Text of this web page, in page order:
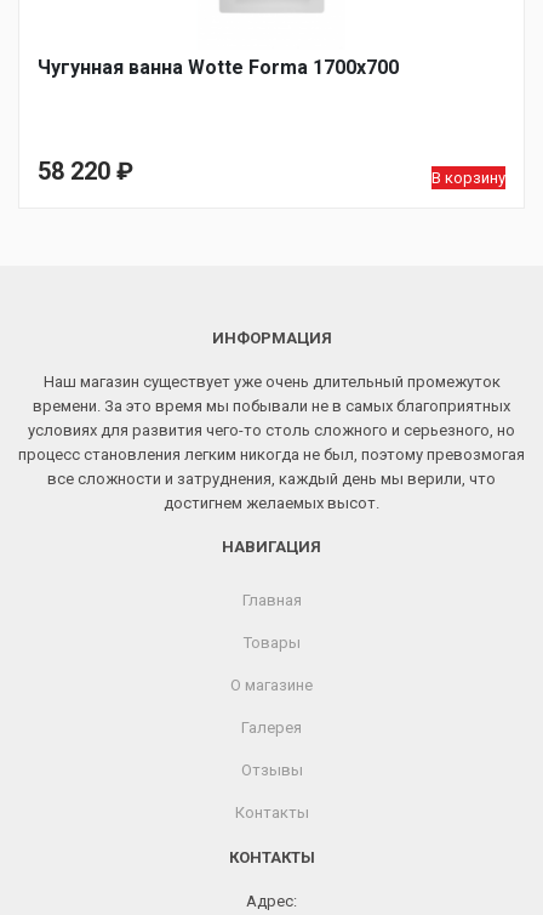
Чугунная ванна Wotte Forma 1700х700
58 220 ₽ В корзину
ИНФОРМАЦИЯ
Наш магазин существует уже очень длительный промежуток
времени. За это время мы побывали не в самых благоприятных
условиях для развития чего-то столь сложного и серьезного, но
процесс становления легким никогда не был, поэтому превозмогая
все сложности и затруднения, каждый день мы верили, что
достигнем желаемых высот.
НАВИГАЦИЯ
Главная
Товары
О магазине
Галерея
Отзывы
Контакты
КОНТАКТЫ
Адрес: